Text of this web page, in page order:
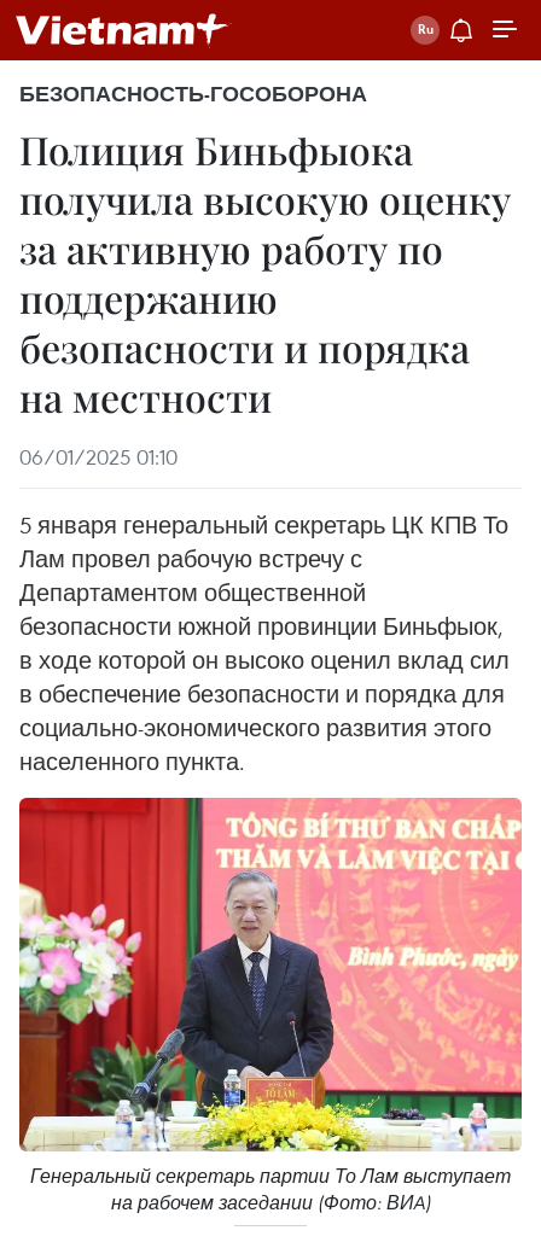
БЕЗОПАСНОСТЬ-ГОСОБОРОНА
Полиция Биньфыока
получила высокую оценку
за активную работу по
поддержанию
безопасности и порядка
на местности
06/01/2025 01:10
5 января генеральный секретарь ЦК КПВ То
Лам провел рабочую встречу с
Департаментом общественной
безопасности южной провинции Биньфыок,
в ходе которой он высоко оценил вклад сил
в обеспечение безопасности и порядка для
социально-экономического развития этого
населенного пункта.
Генеральный секретарь партии То Лам выступает
на рабочем заседании (Фото: ВИA)